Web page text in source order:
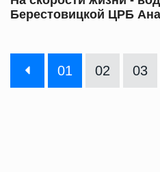
Берестовицкой ЦРБ
01 02 03